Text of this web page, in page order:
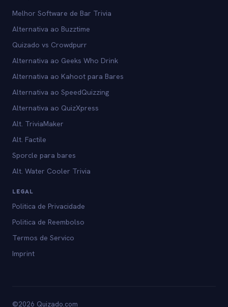
Melhor Software de Bar Trivia
Alternativa ao Buzztime
Quizado vs Crowdpurr
Alternativa ao Geeks Who Drink
Alternativa ao Kahoot para Bares
Alternativa ao SpeedQuizzing
Alternativa ao QuizXpress
Alt. TriviaMaker
Alt. Factile
Sporcle para bares
Alt. Water Cooler Trivia
LEGAL
Politica de Privacidade
Politica de Reembolso
Termos de Servico
Imprint
©2026 Quizado.com